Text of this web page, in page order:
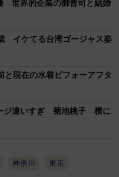
ついに!!! 有希Newアル
きました!!!!!」と最新ア
優に胸のあたりまであ
据える今回のショット
う見ても別人。「また
と思います」と今後の
がら衝撃を受けたファ
世界的企業の御曹司と結婚
イケてる台湾ゴージャス姿
現在の水着ビフォーアフタ
ジ違いすぎ 菊池桃子 横に
神奈川 東京